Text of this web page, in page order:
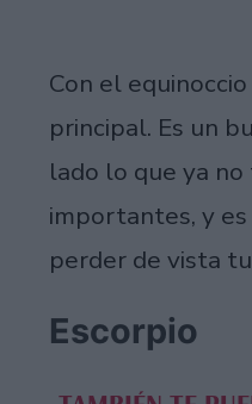
Con el
principal. Es un
lado lo que ya
importantes, y
perder de vista
Escorpio